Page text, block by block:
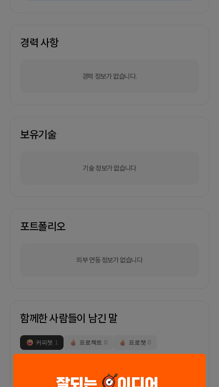
경력 사항
경력 정보가 없습니다.
보유기술
기술 정보가 없습니다
포트폴리오
외부 연동 정보가 없습니다
함께한 사람들이 남긴 말
커피챗 1 프로젝트 0 프로챗 0
프로젝트에 대한 확신과 열정이